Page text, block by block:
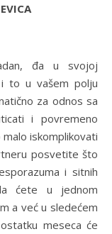
đa u svojoj
to u vašem polju
za odnos sa
i povremeno
iskomplikovati
posvetite što
i sitnih
ćete u jednom
a već u sledećem
meseca će